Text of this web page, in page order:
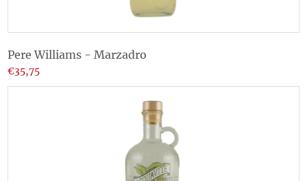
Pere Williams - Marzadro
€35,75